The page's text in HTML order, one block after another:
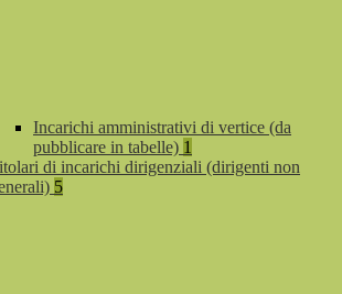
Incarichi amministrativi di vertice (da
pubblicare in tabelle) 1
di incarichi dirigenziali (dirigenti non
5